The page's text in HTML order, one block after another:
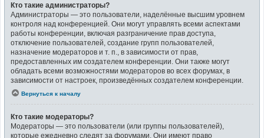
Кто такие администраторы?
Администраторы — это пользователи, наделённые высшим уровнем
контроля над конференцией. Они могут управлять всеми аспектами
работы конференции, включая разграничение прав доступа,
отключение пользователей, создание групп пользователей,
назначение модераторов и т. п., в зависимости от прав,
предоставленных им создателем конференции. Они также могут
обладать всеми возможностями модераторов во всех форумах, в
зависимости от настроек, произведённых создателем конференции.
Вернуться к началу
Кто такие модераторы?
Модераторы — это пользователи (или группы пользователей),
которые ежедневно следят за форумами. Они имеют право